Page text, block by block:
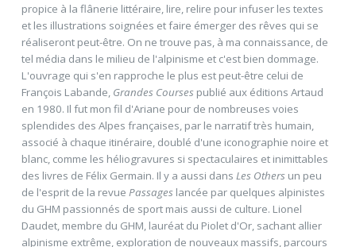
propice à la flânerie littéraire, lire, relire pour infuser les textes
et les illustrations soignées et faire émerger des rêves qui se
réaliseront peut-être. On ne trouve pas, à ma connaissance, de
tel média dans le milieu de l'alpinisme et c'est bien dommage.
L'ouvrage qui s'en rapproche le plus est peut-être celui de
François Labande, Grandes Coursespublié aux éditions Artaud
en 1980. Il fut mon fil d'Ariane pour de nombreuses voies
splendides des Alpes françaises, par le narratif très humain,
associé à chaque itinéraire, doublé d'une iconographie noire et
blanc, comme les héliogravures si spectaculaires et inimittables
des livres de Félix Germain. Il y a aussi dans Les Othersun peu
de l'esprit de la revue Passageslancée par quelques alpinistes
du GHM passionnés de sport mais aussi de culture. Lionel
Daudet, membre du GHM, lauréat du Piolet d'Or, sachant allier
alpinisme extrême, exploration de nouveaux massifs, parcours